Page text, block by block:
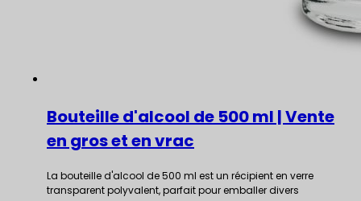
Bouteille d'alcool de 500 ml | Vente
en gros et en vrac
La bouteille d'alcool de 500 ml est un récipient en verre
transparent polyvalent, parfait pour emballer divers